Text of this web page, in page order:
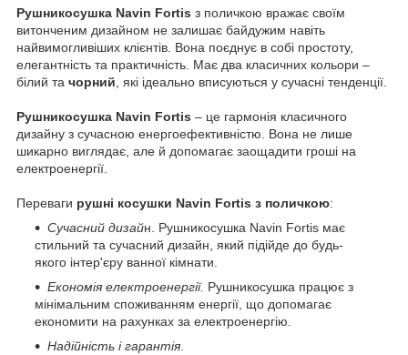
Рушникосушка Navin Fortis з поличкою вражає своїм
витонченим дизайном не залишає байдужим навіть
найвимогливіших клієнтів. Вона поєднує в собі простоту,
елегантність та практичність. Має два класичних кольори –
білий та чорний , які ідеально вписуються у сучасні тенденції.
Рушникосушка Navin Fortis – це гармонія класичного
дизайну з сучасною енергоефективністю. Вона не лише
шикарно виглядає, але й допомагає заощадити гроші на
електроенергії.
Переваги рушні косушки Navin Fortis з поличкою:
Сучасний дизайн. Рушникосушка Navin Fortis має
стильний та сучасний дизайн, який підійде до будь-
якого інтер'єру ванної кімнати.
Економія електроенергії. Рушникосушка працює з
мінімальним споживанням енергії, що допомагає
економити на рахунках за електроенергію.
Надійність і гарантія